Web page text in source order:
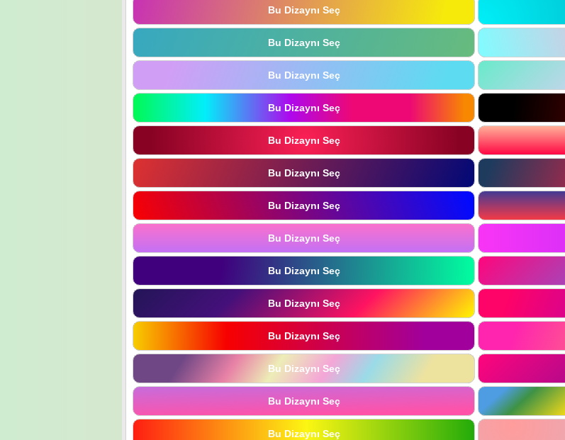
Bu Dizaynı Seç
Bu Dizaynı Seç
Bu Dizaynı Seç
Bu Dizaynı Seç
Bu Dizaynı Seç
Bu Dizaynı Seç
Bu Dizaynı Seç
Bu Dizaynı Seç
Bu Dizaynı Seç
Bu Dizaynı Seç
Bu Dizaynı Seç
Bu Dizaynı Seç
Bu Dizaynı Seç
Bu Dizaynı Seç